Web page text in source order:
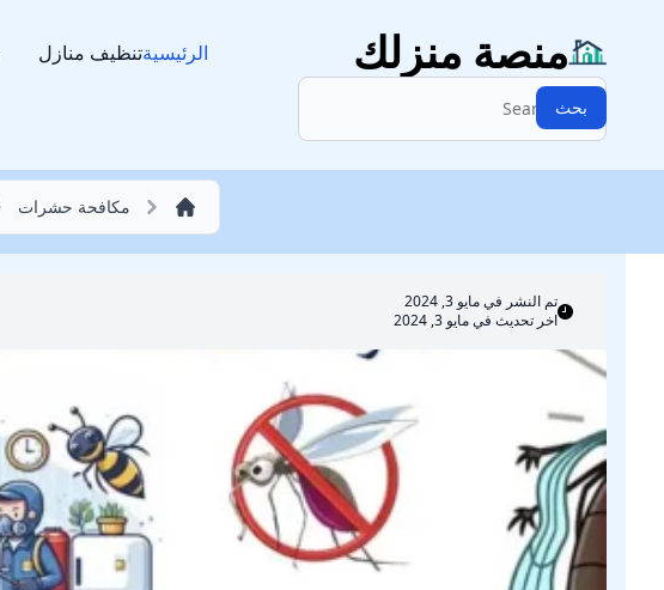
منصة منزلك
البحث:
بحث
الرئيسيةتنظيف منازل
مكافحة حشرات
تم النشر فيمايو 3, 2024
اخر تحديث في مايو 3, 2024